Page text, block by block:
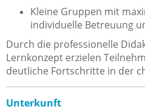
Kleine Gruppen mit
individuelle Betreuung
Durch die professionelle
Lernkonzept erzielen
deutliche Fortschritte in der
Unterkunft